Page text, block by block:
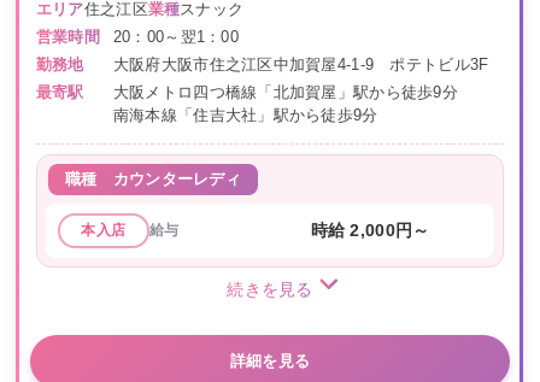
エリア住之江区業種スナック
営業時間
20：00～翌1：00
勤務地
大阪府大阪市住之江区中加賀屋4-1-9 ポテトビル3F
最寄駅
大阪メトロ四つ橋線「北加賀屋」駅から徒歩9分
南海本線「住吉大社」駅から徒歩9分
職種 カウンターレディ
本入店 給与 時給 2,000円～
続きを見る
詳細を見る